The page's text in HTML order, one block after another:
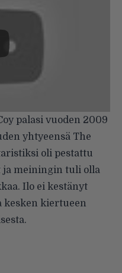
palasi vuoden 2009
yhtyeensä The
oli pestattu
ja meiningin tuli olla
Ilo ei kestänyt
kesken kiertueen